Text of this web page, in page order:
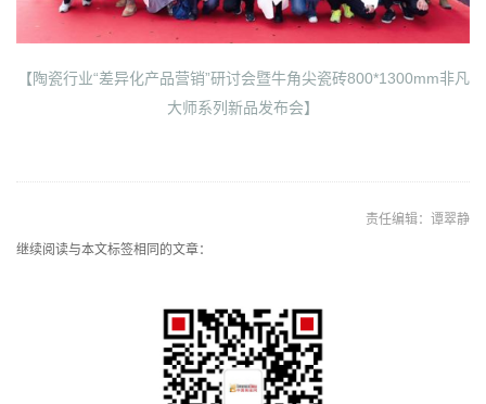
【陶瓷行业“差异化产品营销”研讨会暨牛角尖瓷砖800*1300mm非凡
大师系列新品发布会】
责任编辑：谭翠静
继续阅读与本文标签相同的文章：